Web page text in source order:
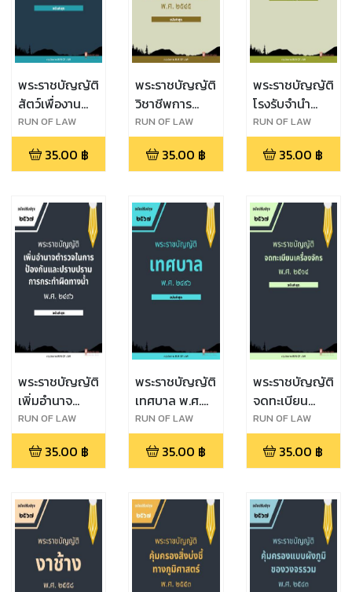
พระราชบัญญัติ
สัตว์เพื่องาน
ทาง
วิทยาศาสตร์
พ.ศ. ๒๕๕๘
RUN OF LAW
35.00 ฿
พระราชบัญญัติ
วิชาชีพการ
สัตวแพทย์ พ.ศ.
๒๕๔๕
RUN OF LAW
35.00 ฿
พระราชบัญญัติ
โรงรับจำนำ
พ.ศ. ๒๕๐๕
RUN OF LAW
35.00 ฿
พระราชบัญญัติ
เพิ่มอำนาจ
ตำรวจในการ
ป้องกันและ
ปราบปราม
ทางน้ำ พ.ศ.
๒๔๙๖
RUN OF LAW
35.00 ฿
พระราชบัญญัติ
เทศบาล พ.ศ.
๒๔๙๖
RUN OF LAW
35.00 ฿
พระราชบัญญัติ
จดทะเบียน
เครื่องจักร พ.ศ.
๒๕๑๔
RUN OF LAW
35.00 ฿